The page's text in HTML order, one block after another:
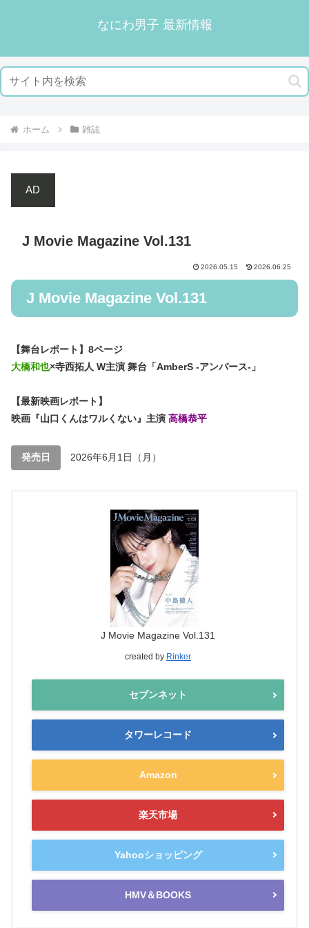
なにわ男子 最新情報
ホーム 雑誌
AD
J Movie Magazine Vol.131
2026.05.15 2026.06.25
J Movie Magazine Vol.131
【舞台レポート】8ページ
大橋和也×寺西拓人 W主演 舞台「AmberS -アンバース-」
【最新映画レポート】
映画『山口くんはワルくない』主演 高橋恭平
発売日 2026年6月1日（月）
J Movie Magazine Vol.131
created by Rinker
セブンネット
タワーレコード
Amazon
楽天市場
Yahooショッピング
HMV＆BOOKS